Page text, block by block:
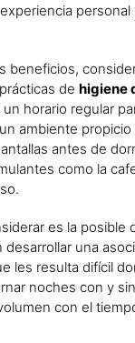
personal
beneficios,
de higiene
horario regular
ambiente
antes de
como la
es la posible
desarrollar una
les resulta difícil
noches con y
con el